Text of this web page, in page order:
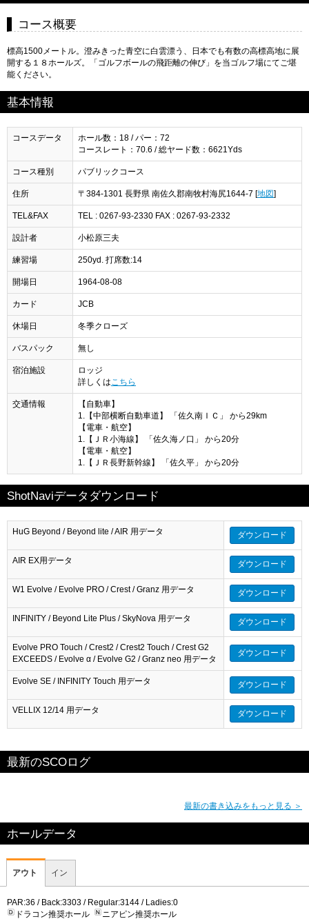
コース概要
標高1500メートル。澄みきった青空に白雲漂う、日本でも有数の高標高地に展
開する１８ホールズ。「ゴルフボールの飛距離の伸び」を当ゴルフ場にてご堪
能ください。
基本情報
コースデータ
ホール数：18 / パー：72
コースレート：70.6 / 総ヤード数：6621Yds
コース種別 パブリックコース
住所 〒384-1301 長野県 南佐久郡南牧村海尻1644-7 [ 地図
TEL&FAX TEL : 0267-93-2330 FAX : 0267-93-2332
設計者 小松原三夫
練習場 250yd. 打席数:14
開場日 1964-08-08
カード JCB
休場日 冬季クローズ
バスパック 無し
宿泊施設
ロッジ
詳しくは こちら
交通情報
【自動車】
1.【中部横断自動車道】 「佐久南ＩＣ」 から29km
【電車・航空】
1.【ＪＲ小海線】 「佐久海ノ口」 から20分
【電車・航空】
1.【ＪＲ長野新幹線】 「佐久平」 から20分
ShotNaviデータダウンロード
HuG Beyond / Beyond lite / AIR 用データ ダウンロード
AIR EX用データ ダウンロード
W1 Evolve / Evolve PRO / Crest / Granz 用データ ダウンロード
INFINITY / Beyond Lite Plus / SkyNova 用データ ダウンロード
Evolve PRO Touch / Crest2 / Crest2 Touch / Crest G2
EXCEEDS / Evolve α / Evolve G2 / Granz neo 用データ
ダウンロード
Evolve SE / INFINITY Touch 用データ ダウンロード
VELLIX 12/14 用データ ダウンロード
最新のSCOログ
最新の書き込みをもっと見る ＞
ホールデータ
アウト イン
PAR:36 / Back:3303 / Regular:3144 / Ladies:0
ドラコン推奨ホール
ニアピン推奨ホール